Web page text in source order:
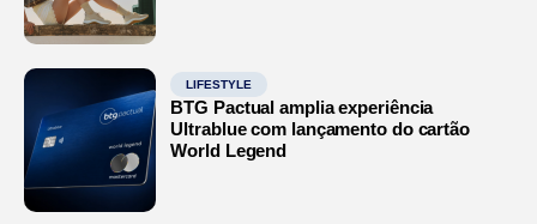
LIFESTYLE
BTG Pactual amplia experiência
Ultrablue com lançamento do cartão
World Legend